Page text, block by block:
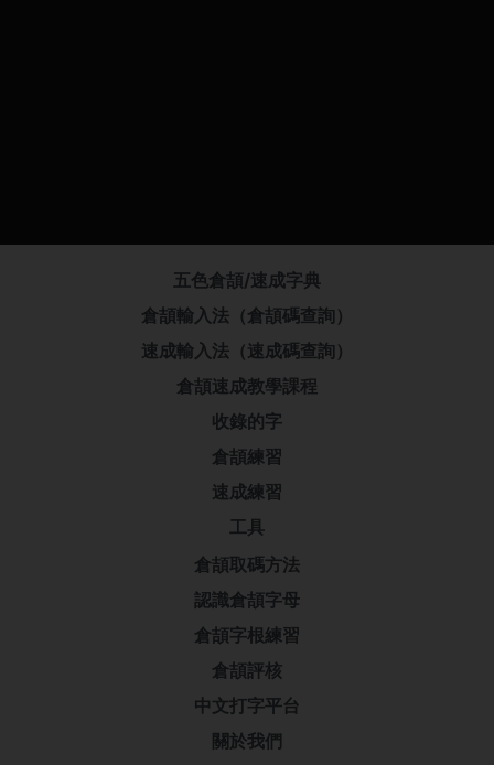
五色倉頡/速成字典
倉頡輸入法（倉頡碼查詢）
速成輸入法（速成碼查詢）
倉頡速成教學課程
收錄的字
倉頡練習
速成練習
工具
倉頡取碼方法
認識倉頡字母
倉頡字根練習
倉頡評核
中文打字平台
關於我們